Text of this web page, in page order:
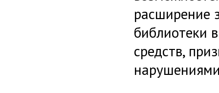
расширение
библиотеки
средств,